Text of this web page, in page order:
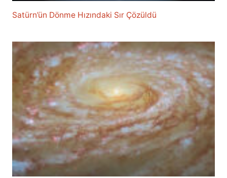
Satürn’ün Dönme Hızındaki Sır Çözüldü